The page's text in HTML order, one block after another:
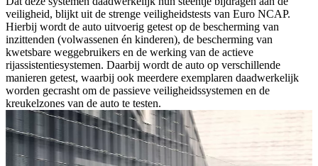
veiligheid, blijkt uit de strenge veiligheidstests van Euro NCAP.
Hierbij wordt de auto uitvoerig getest op de bescherming van
inzittenden (volwassenen én kinderen), de bescherming van
kwetsbare weggebruikers en de werking van de actieve
rijassistentiesystemen. Daarbij wordt de auto op verschillende
manieren getest, waarbij ook meerdere exemplaren daadwerkelijk
worden gecrasht om de passieve veiligheidssystemen en de
kreukelzones van de auto te testen.